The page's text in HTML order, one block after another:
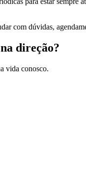
com dúvidas,
direção?
vida conosco.